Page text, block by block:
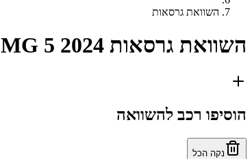
השוואת גרסאות
השוואת גרסאות MG 5 2024
הוסיפו רכב להשוואה
נקה הכל